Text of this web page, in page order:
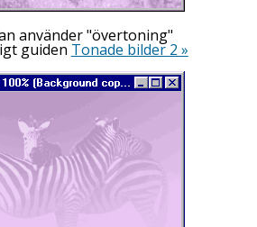
använder "övertoning"
guiden Tonade bilder 2 »